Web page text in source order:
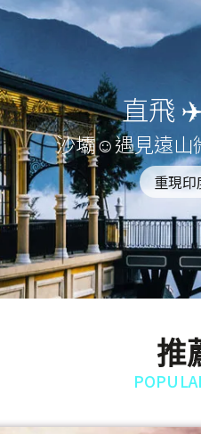
直飛
沙壩☺遇見遠山
重現
推